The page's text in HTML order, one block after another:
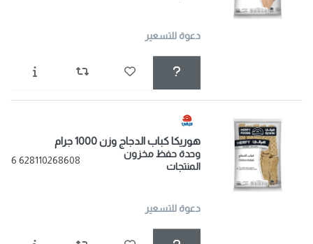
دعوة للتسعير
هوريكا كباب الدجاج وزن 1000 جرام
وحدة حفظ مخزون
المنتجات
628110268608 6
دعوة للتسعير